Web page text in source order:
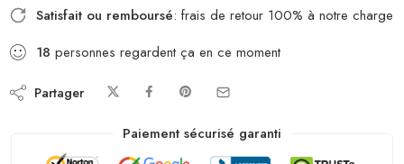
Satisfait ou remboursé: frais de retour 100% à notre charge
18 personnes regardent ça en ce moment
Partager
Paiement sécurisé garanti